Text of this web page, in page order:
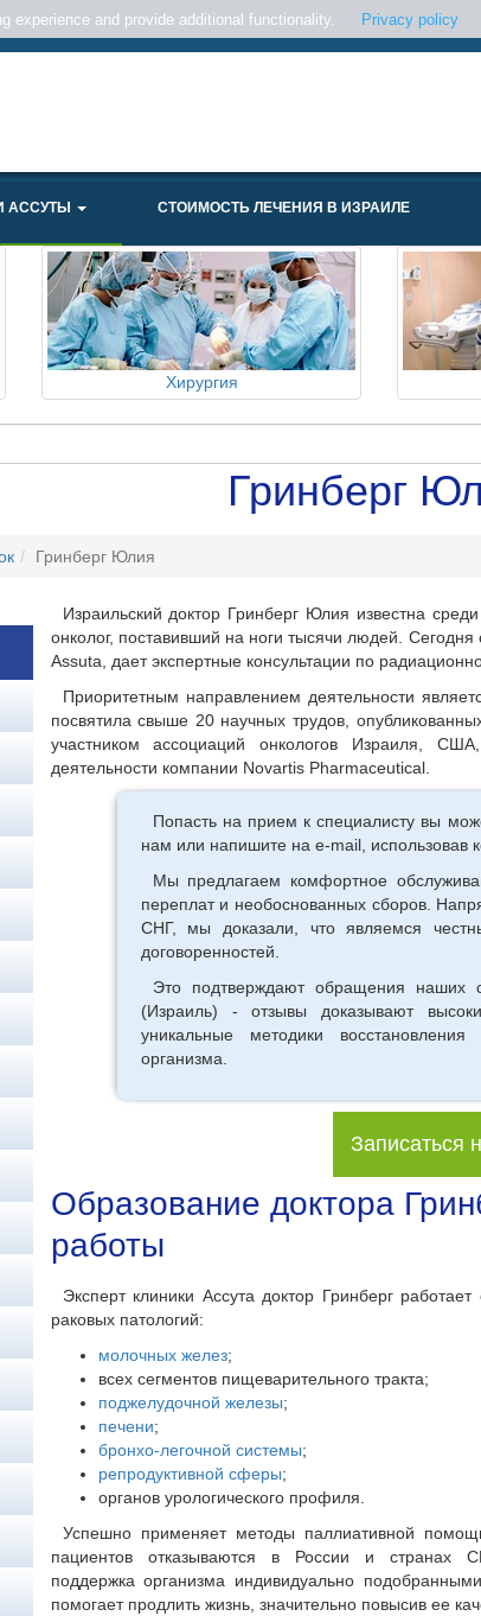
АССУТЫ СТОИМОСТЬ ЛЕЧЕНИЯ В ИЗРАИЛЕ
Хирургия
Гринберг
Гринберг Юлия
Израильский доктор Гринберг Юлия известна
онколог, поставивший на ноги тысячи людей.
Assuta, дает экспертные консультации по
Приоритетным направлением деятельности
посвятила свыше 20 научных трудов,
участником ассоциаций онкологов Израиля,
деятельности компании Novartis Pharmaceutical.
Попасть на прием к специалисту вы
нам или напишите на e-mail, использовав
Мы предлагаем комфортное
переплат и необоснованных сборов.
СНГ, мы доказали, что являемся
договоренностей.
Это подтверждают обращения наших
(Израиль) - отзывы доказывают
уникальные методики
организма.
Записаться
Образование доктора
работы
Эксперт клиники Ассута доктор Гринберг
раковых патологий:
молочных желез;
всех сегментов пищеварительного тракта;
поджелудочной железы;
печени;
бронхо-легочной системы;
репродуктивной сферы;
органов урологического профиля.
Успешно применяет методы паллиативной
пациентов отказываются в России и странах
поддержка организма индивидуально
помогает продлить жизнь, значительно повысив ее
experience and provide additional functionality. Privacy policy